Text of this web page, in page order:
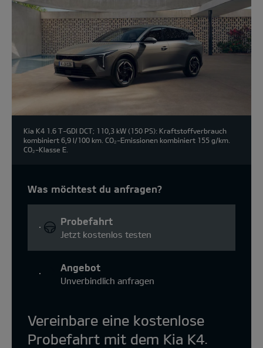
Kia K4 1.6 T-GDI DCT; 110,3 kW (150 PS): Kraftstoffverbrauch
kombiniert 6,9 l/100 km. CO₂-Emissionen kombiniert 155 g/km.
CO₂-Klasse E.
Was möchtest du anfragen?
Probefahrt
Jetzt kostenlos testen
Angebot
Unverbindlich anfragen
Vereinbare eine kostenlose
Probefahrt mit dem Kia K4.